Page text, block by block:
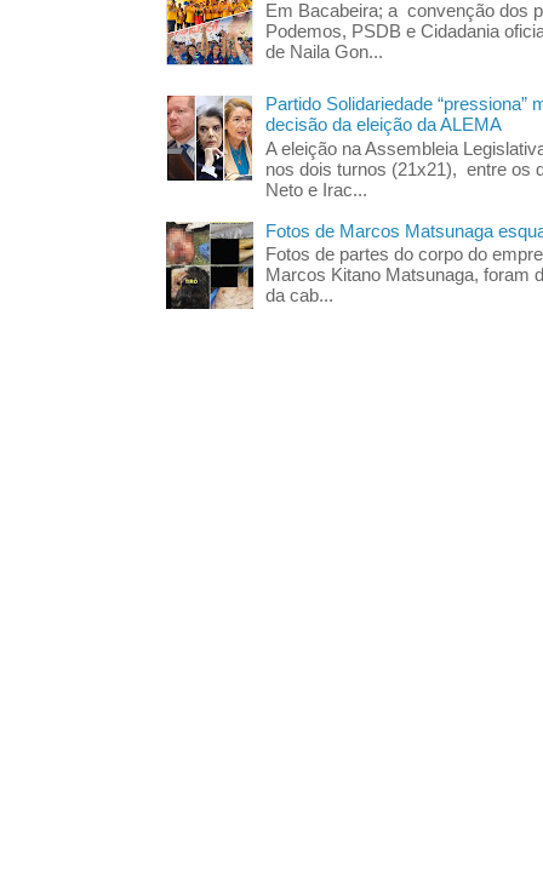
Em Bacabeira; a convenção dos
Podemos, PSDB e Cidadania
de Naila Gon...
Partido Solidariedade “pressiona”
decisão da eleição da ALEMA
A eleição na Assembleia
nos dois turnos (21x21), entre os
Neto e Irac...
Fotos de Marcos Matsunaga
Fotos de partes do corpo do
Marcos Kitano Matsunaga, foram
da cab...